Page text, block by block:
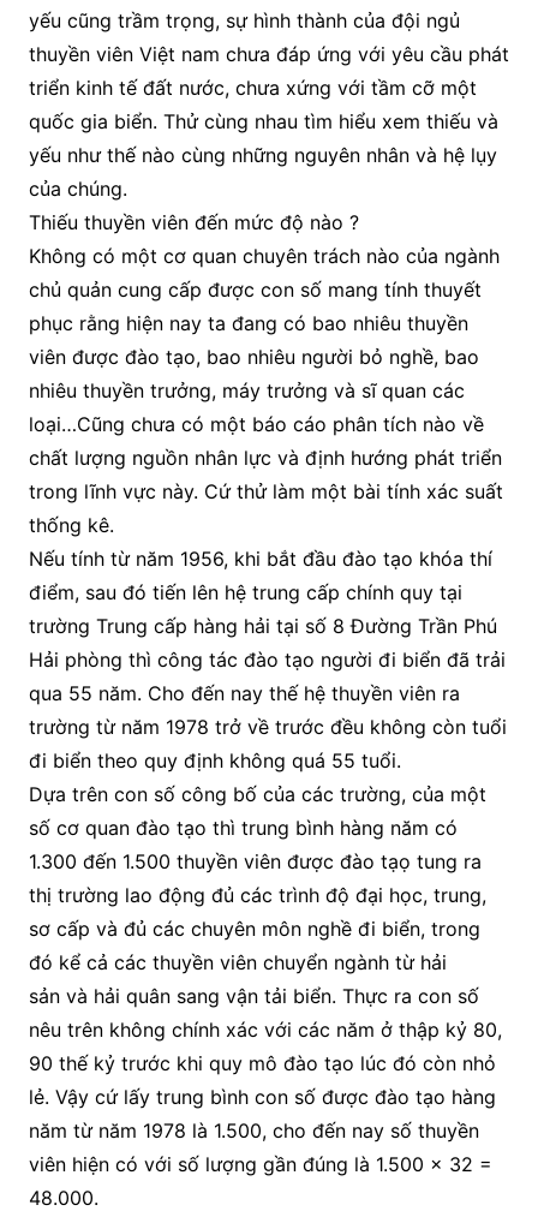
yếu cũng trầm trọng, sự hình thành của đội ngủ
thuyền viên Việt nam chưa đáp ứng với yêu cầu phát
triển kinh tế đất nước, chưa xứng với tầm cỡ một
quốc gia biển. Thử cùng nhau tìm hiểu xem thiếu và
yếu như thế nào cùng những nguyên nhân và hệ lụy
của chúng.
Thiếu thuyền viên đến mức độ nào ?
Không có một cơ quan chuyên trách nào của ngành
chủ quản cung cấp được con số mang tính thuyết
phục rằng hiện nay ta đang có bao nhiêu thuyền
viên được đào tạo, bao nhiêu người bỏ nghề, bao
nhiêu thuyền trưởng, máy trưởng và sĩ quan các
loại…Cũng chưa có một báo cáo phân tích nào về
chất lượng nguồn nhân lực và định hướng phát triển
trong lĩnh vực này. Cứ thử làm một bài tính xác suất
thống kê.
Nếu tính từ năm 1956, khi bắt đầu đào tạo khóa thí
điểm, sau đó tiến lên hệ trung cấp chính quy tại
trường Trung cấp hàng hải tại số 8 Đường Trần Phú
Hải phòng thì công tác đào tạo người đi biển đã trải
qua 55 năm. Cho đến nay thế hệ thuyền viên ra
trường từ năm 1978 trở về trước đều không còn tuổi
đi biển theo quy định không quá 55 tuổi.
Dựa trên con số công bố của các trường, của một
số cơ quan đào tạo thì trung bình hàng năm có
1.300 đến 1.500 thuyền viên được đào tạọ tung ra
thị trường lao động đủ các trình độ đại học, trung,
sơ cấp và đủ các chuyên môn nghề đi biển, trong
đó kể cả các thuyền viên chuyển ngành từ hải
sản và hải quân sang vận tải biển. Thực ra con số
nêu trên không chính xác với các năm ở thập kỷ 80,
90 thế kỷ trước khi quy mô đào tạo lúc đó còn nhỏ
lẻ. Vậy cứ lấy trung bình con số được đào tạo hàng
năm từ năm 1978 là 1.500, cho đến nay số thuyền
viên hiện có với số lượng gần đúng là 1.500 x 32 =
48.000.